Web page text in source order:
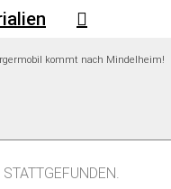
kommt nach Mindelheim!